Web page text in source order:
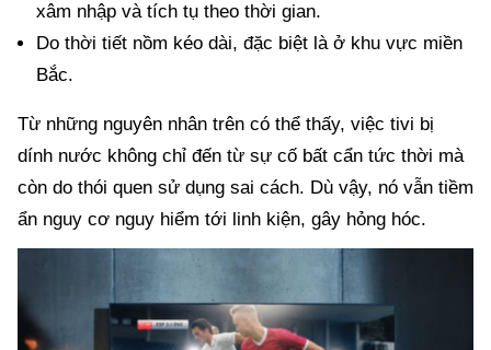
xâm nhập và tích tụ theo thời gian.
Do thời tiết nồm kéo dài, đặc biệt là ở khu vực miền
Bắc.
Từ những nguyên nhân trên có thể thấy, việc tivi bị
dính nước không chỉ đến từ sự cố bất cẩn tức thời mà
còn do thói quen sử dụng sai cách. Dù vậy, nó vẫn tiềm
ẩn nguy cơ nguy hiểm tới linh kiện, gây hỏng hóc.